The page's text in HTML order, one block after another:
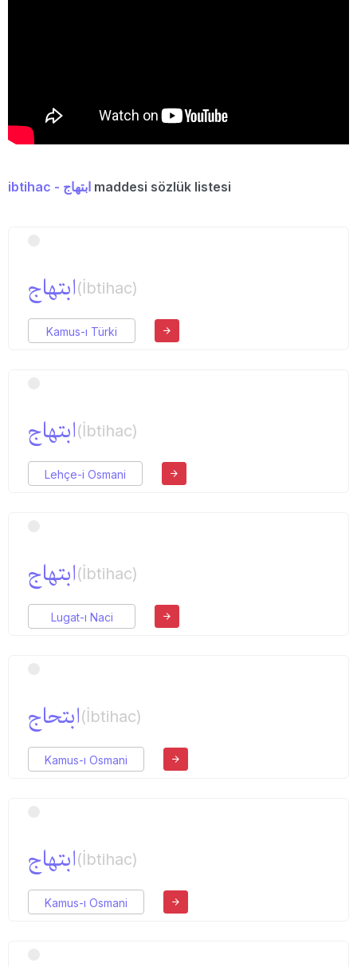
ibtihac - ابتهاج maddesi sözlük listesi
ابتهاج(İbtihac)
Kamus-ı Türki
ابتهاج(İbtihac)
Lehçe-i Osmani
ابتهاج(İbtihac)
Lugat-ı Naci
ابتحاج(İbtihac)
Kamus-ı Osmani
ابتهاج(İbtihac)
Kamus-ı Osmani